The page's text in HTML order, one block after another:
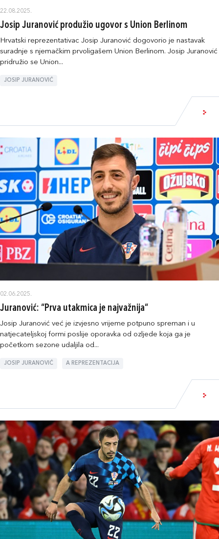
22.08.2025.
Josip Juranović produžio ugovor s Union Berlinom
Hrvatski reprezentativac Josip Juranović dogovorio je nastavak
suradnje s njemačkim prvoligašem Union Berlinom. Josip Juranović
pridružio se Union...
JOSIP JURANOVIĆ
02.06.2025.
Juranović: “Prva utakmica je najvažnija“
Josip Juranović već je izvjesno vrijeme potpuno spreman i u
natjecateljskoj formi poslije oporavka od ozljede koja ga je
početkom sezone udaljila od...
JOSIP JURANOVIĆ A REPREZENTACIJA